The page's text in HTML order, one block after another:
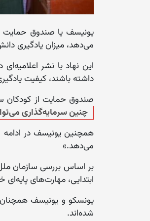
یونیسف یا صندوق حمایت
می‌دهد، میزان یادگیری
این نهاد با نشر
داشته باشند، کیفیت
صندوق حمایت از کودکان
چنین سرمایه‌گذاری
همچنین یونیسف در ادامه
می‌دهد.»
ابتدایی، مهارت‌های پایه‌ای
یونسکو و یونیسف همچنان
شده‌اند.